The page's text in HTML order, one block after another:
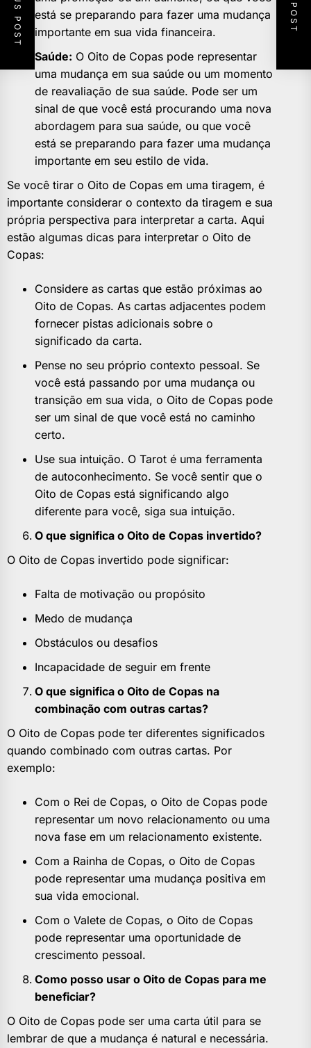
está se preparando para fazer uma mudança
importante em sua vida financeira.
Saúde: O Oito de Copas pode representar
uma mudança em sua saúde ou um momento
de reavaliação de sua saúde. Pode ser um
sinal de que você está procurando uma nova
abordagem para sua saúde, ou que você
está se preparando para fazer uma mudança
importante em seu estilo de vida.
Se você tirar o Oito de Copas em uma tiragem, é
importante considerar o contexto da tiragem e sua
própria perspectiva para interpretar a carta. Aqui
estão algumas dicas para interpretar o Oito de
Copas:
Considere as cartas que estão próximas ao
Oito de Copas. As cartas adjacentes podem
fornecer pistas adicionais sobre o
significado da carta.
Pense no seu próprio contexto pessoal. Se
você está passando por uma mudança ou
transição em sua vida, o Oito de Copas pode
ser um sinal de que você está no caminho
certo.
Use sua intuição. O Tarot é uma ferramenta
de autoconhecimento. Se você sentir que o
Oito de Copas está significando algo
diferente para você, siga sua intuição.
O que significa o Oito de Copas invertido?
O Oito de Copas invertido pode significar:
Falta de motivação ou propósito
Medo de mudança
Obstáculos ou desafios
Incapacidade de seguir em frente
O que significa o Oito de Copas na
combinação com outras cartas?
O Oito de Copas pode ter diferentes significados
quando combinado com outras cartas. Por
exemplo:
Com o Rei de Copas, o Oito de Copas pode
representar um novo relacionamento ou uma
nova fase em um relacionamento existente.
Com a Rainha de Copas, o Oito de Copas
pode representar uma mudança positiva em
sua vida emocional.
Com o Valete de Copas, o Oito de Copas
pode representar uma oportunidade de
crescimento pessoal.
Como posso usar o Oito de Copas para me
beneficiar?
O Oito de Copas pode ser uma carta útil para se
lembrar de que a mudança é natural e necessária.